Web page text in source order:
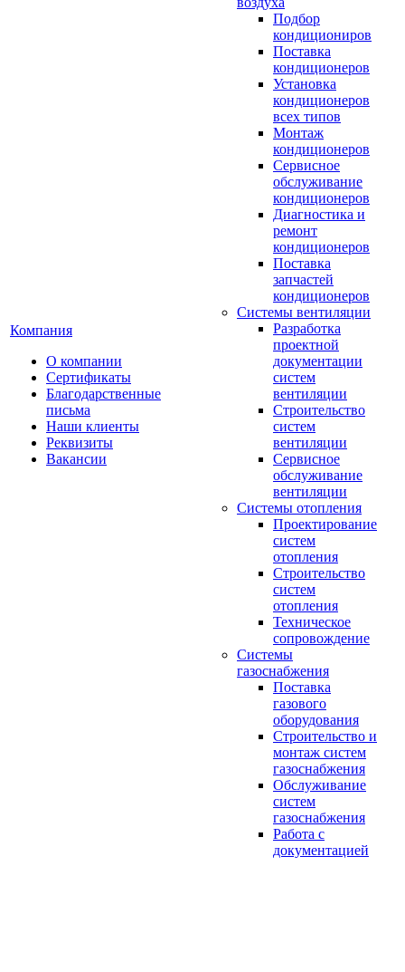
Компания
О компании
Сертификаты
Благодарственные
письма
Наши клиенты
Реквизиты
Вакансии
Подбор
кондициониров
Поставка
кондиционеров
Установка
кондиционеров
всех типов
Монтаж
кондиционеров
Сервисное
обслуживание
кондиционеров
Диагностика и
ремонт
кондиционеров
Поставка
запчастей
кондиционеров
Системы вентиляции
Разработка
проектной
документации
систем
вентиляции
Строительство
систем
вентиляции
Сервисное
обслуживание
вентиляции
Системы отопления
Проектирование
систем
отопления
Строительство
систем
отопления
Техническое
сопровождение
Системы
газоснабжения
Поставка
газового
оборудования
Строительство и
монтаж систем
газоснабжения
Обслуживание
систем
газоснабжения
Работа с
документацией